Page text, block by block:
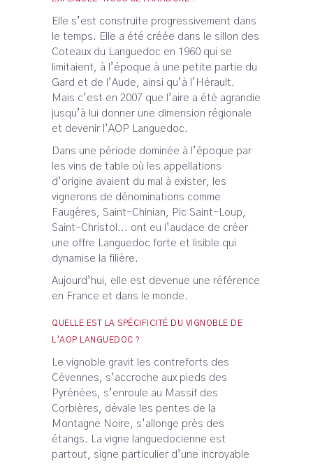
Elle s’est construite progressivement dans
le temps. Elle a été créée dans le sillon des
Coteaux du Languedoc en 1960 qui se
limitaient, à l’époque à une petite partie du
Gard et de l’Aude, ainsi qu’à l’Hérault.
Mais c’est en 2007 que l’aire a été agrandie
jusqu’à lui donner une dimension régionale
et devenir l’AOP Languedoc.
Dans une période dominée à l’époque par
les vins de table où les appellations
d’origine avaient du mal à exister, les
vignerons de dénominations comme
Faugères, Saint-Chinian, Pic Saint-Loup,
Saint-Christol... ont eu l’audace de créer
une offre Languedoc forte et lisible qui
dynamise la filière.
Aujourd’hui, elle est devenue une référence
en France et dans le monde.
QUELLE EST LA SPÉCIFICITÉ DU VIGNOBLE DE
L’AOP LANGUEDOC ?
Le vignoble gravit les contreforts des
Cévennes, s’accroche aux pieds des
Pyrénées, s’enroule au Massif des
Corbières, dévale les pentes de la
Montagne Noire, s’allonge près des
étangs. La vigne languedocienne est
partout, signe particulier d’une incroyable